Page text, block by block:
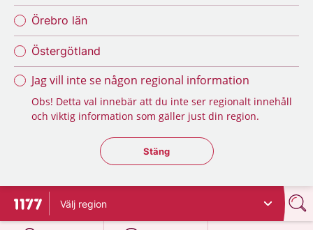
Örebro län
Östergötland
Jag vill inte se någon regional information
Obs! Detta val innebär att du inte ser regionalt innehåll
och viktig information som gäller just din region.
Stäng regionsväljaren
Stäng
Till startsidan för 1177
Välj region
på 1177.se
på 1177.se